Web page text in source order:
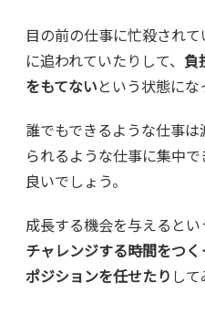
目の前の仕事に忙殺され
に追われていたりして、 負
をもてないという状態にな
誰でもできるような仕事
られるような仕事に集中
良いでしょう。
成長する機会を与えるとい
チャレンジする時間をつ
ポジションを任せたり し